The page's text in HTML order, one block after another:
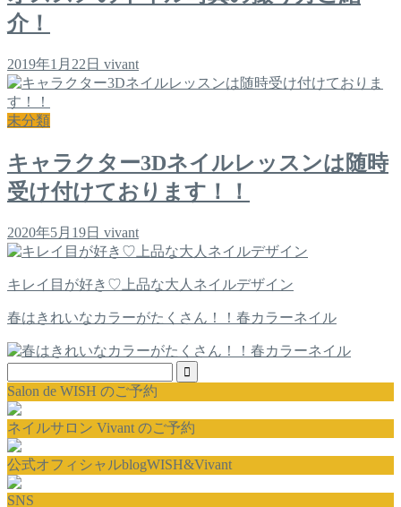
介！
2019年1月22日 vivant
未分類
キャラクター3Dネイルレッスンは随時
受け付けております！！
2020年5月19日 vivant
キレイ目が好き♡上品な大人ネイルデザイン
春はきれいなカラーがたくさん！！春カラーネイル
Salon de WISH のご予約
ネイルサロン Vivant のご予約
公式オフィシャルblogWISH&Vivant
SNS